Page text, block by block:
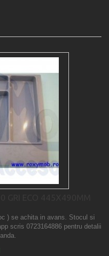
) se achita in avans. Stocul si
scris 0723164886 pentru detalii